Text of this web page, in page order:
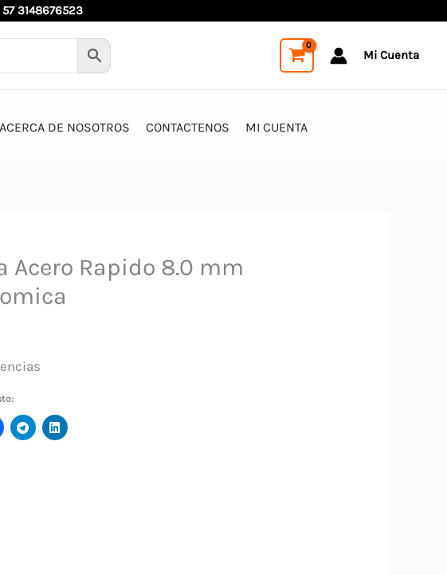
3148676523
Mi Cuenta
ACERCA DE NOSOTROS CONTACTENOS MI CUENTA
Acero Rapido 8.0 mm